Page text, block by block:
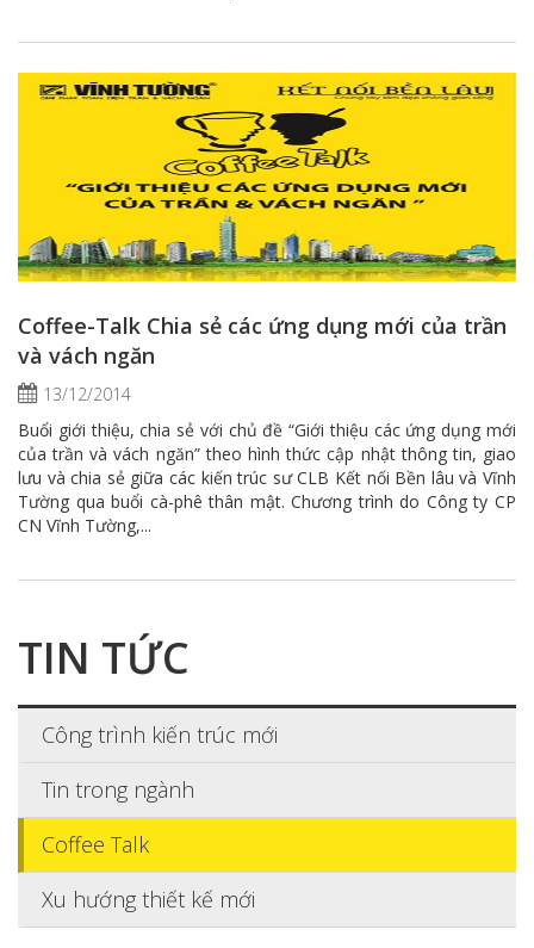
Coffee-Talk Chia sẻ các ứng dụng mới của trần
và vách ngăn
13/12/2014
Buổi giới thiệu, chia sẻ với chủ đề “Giới thiệu các ứng dụng mới
của trần và vách ngăn” theo hình thức cập nhật thông tin, giao
lưu và chia sẻ giữa các kiến trúc sư CLB Kết nối Bền lâu và Vĩnh
Tường qua buổi cà-phê thân mật. Chương trình do Công ty CP
CN Vĩnh Tường,...
TIN TỨC
Công trình kiến trúc mới
Tin trong ngành
Coffee Talk
Xu hướng thiết kế mới